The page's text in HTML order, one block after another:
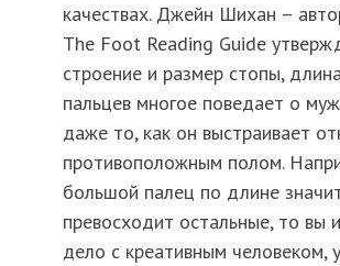
качествах. Джейн Шихан –
The Foot Reading Guide
строение и размер стопы,
пальцев многое поведает о
даже то, как он выстраивает
противоположным полом.
большой палец по длине
превосходит остальные, то вы
дело с креативным